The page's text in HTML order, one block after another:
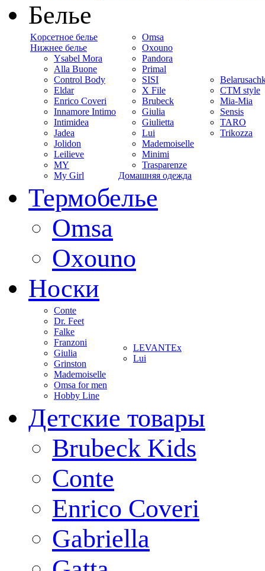
Белье
Kорсетное белье
Нижнее белье
Ysabel Mora
Alla Buone
Control Body
Eldar
Enrico Coveri
Innamore Intimo
Intimidea
Jadea
Jolidon
Leilieve
MY
My Girl
Omsa
Oxouno
Pandora
Primal
SISI
X File
Brubeck
Giulia
Giulietta
Lui
Mademoiselle
Minimi
Trasparenze
Домашняя одежда
CTM style
Mia-Mia
Sensis
TARO
Trikozza
Термобелье
Omsa
Oxouno
Носки
Conte
Dr. Feet
Falke
Franzoni
Giulia
Grinston
Mademoiselle
Omsa for men
Hobby Line
LEVANTEx
Lui
Детские товары
Brubeck Kids
Conte
Enrico Coveri
Gabriella